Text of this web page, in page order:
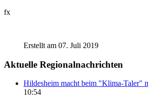
fx
Erstellt am 07. Juli 2019
Aktuelle Regionalnachrichten
Hildesheim macht beim "Klima-Taler"
10:54